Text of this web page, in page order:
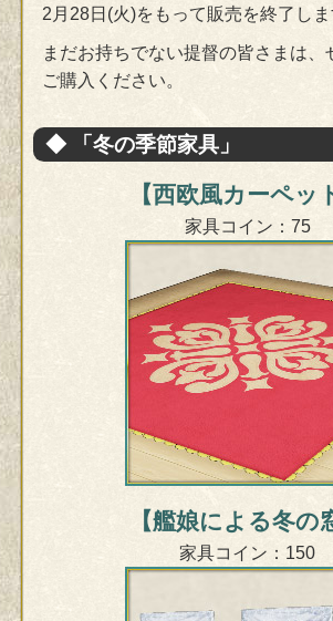
2月28日(火)をもって販売を終了しま
まだお持ちでない提督の皆さまは、
ご購入ください。
◆ 「冬の季節家具」
【西欧風カーペッ
家具コイン：75
【艦娘による冬の
家具コイン：150